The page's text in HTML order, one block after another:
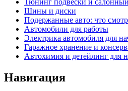
Тюнинг подвески и
Шины и диски
Подержанные авто: что
Автомобили для работы
Электрика автомобиля для
Гаражное хранение и
Автохимия и детейлинг для
Навигация